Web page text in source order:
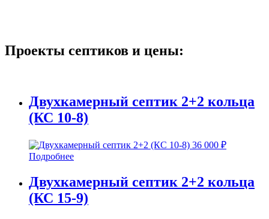
Проекты септиков и цены:
Двухкамерный септик 2+2 кольца
(КС 10-8)
36 000 ₽
Подробнее
Двухкамерный септик 2+2 кольца
(КС 15-9)